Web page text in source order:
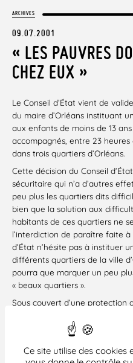
Ce site utilise des cookies
ARCHIVES
09.07.2001
« LES PAUVRES
CHEZ EUX »
Le Conseil d’État vient de
du maire d’Orléans instituant
aux enfants de moins de 13
accompagnés, entre 23
dans trois quartiers d’Orléans.
Cette décision du Conseil
sécuritaire qui n’a d’autres
peu plus les quartiers dits
bien que la solution aux
habitants de ces quartiers ne
l’interdiction de paraître faite à
d’État n’hésite pas à instituer
différents quartiers de la ville
pourra que marquer un peu
« beaux quartiers ».
Sous couvert d’une protection
d’État vient d’affirmer qu’il
citoyens, ceux qui vivent dans
Après la décision de la Cour